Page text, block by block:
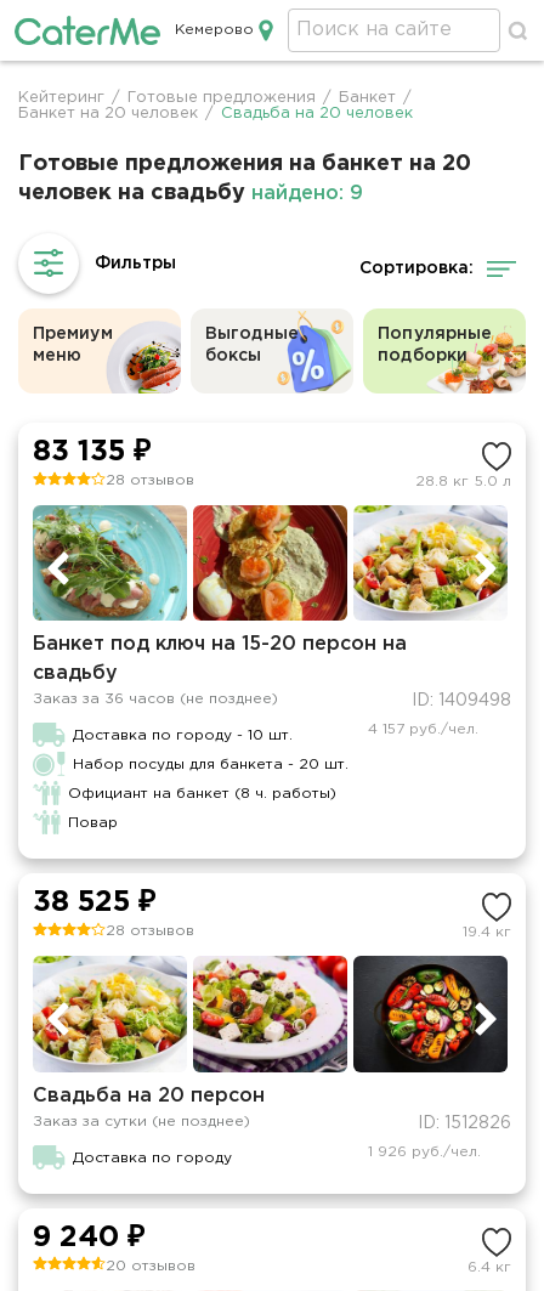
Кейтеринг в Кемерово
Кемерово
Строка
Кейтеринг / Готовые предложения / Банкет
/
Банкет на 20 человек
/ Свадьба на 20 человек
Готовые предложения на банкет на 20
человек на свадьбу найдено: 9
Сортировка:
Премиум
меню
Выгодные
боксы
Популярные
подборки
83 135 ₽
28 отзывов 28.8 кг 5.0 л
Банкет под ключ на 15-20 персон на
свадьбу
Заказ за 36 часов (не позднее) ID: 1409498
Доставка по городу - 10 шт.
Набор посуды для банкета - 20 шт.
Официант на банкет (8 ч. работы)
Повар
4 157 руб./чел.
38 525 ₽
28 отзывов 19.4 кг
Свадьба на 20 персон
Заказ за сутки (не позднее) ID: 1512826
Доставка по городу 1 926 руб./чел.
9 240 ₽
20 отзывов 6.4 кг